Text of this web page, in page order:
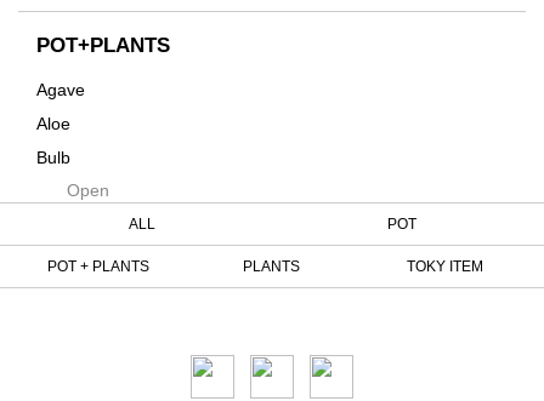
Native
Progress
Quartz
RAKU
Rock
POT+PLANTS
Agave
Aloe
Bulb
Cactus
Cycas
Euphorbia
Open
ALL POT
POT + PLANTS PLANTS TOKY ITEM